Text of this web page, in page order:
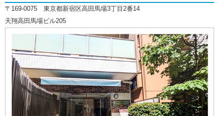
〒169-0075 東京都新宿区高田馬場3丁目2番14
天翔高田馬場ビル205